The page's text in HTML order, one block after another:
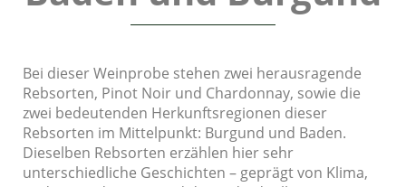
Bei dieser Weinprobe stehen zwei herausragende
Rebsorten, Pinot Noir und Chardonnay, sowie die
zwei bedeutenden Herkunftsregionen dieser
Rebsorten im Mittelpunkt: Burgund und Baden.
Dieselben Rebsorten erzählen hier sehr
unterschiedliche Geschichten – geprägt von Klima,